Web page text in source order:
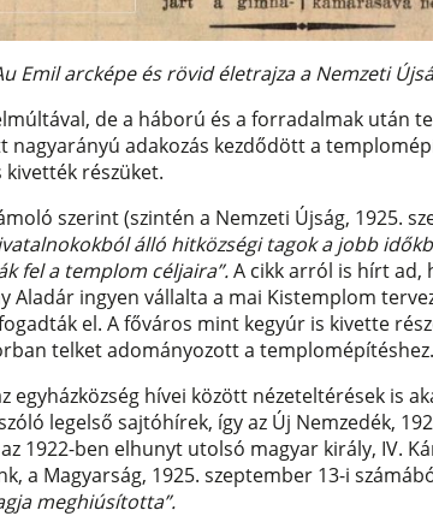
Emil arcképe és rövid életrajza a Nemzeti
de a háború és a forradalmak után
nagyarányú adakozás kezdődött a
kivették részüket.
szerint (szintén a Nemzeti Újság, 1925.
álló hitközségi tagok a jobb
fel a templom céljaira”.A cikk arról is hírt ad,
Aladár ingyen vállalta a mai Kistemplom
el. A főváros mint kegyúr is kivette
telket adományozott a templomépítéshez.
egyházközség hívei között nézeteltérések is
legelső sajtóhírek, így az Új Nemzedék,
1922-ben elhunyt utolsó magyar király, IV.
a Magyarság, 1925. szeptember 13-i
meghiúsította”.